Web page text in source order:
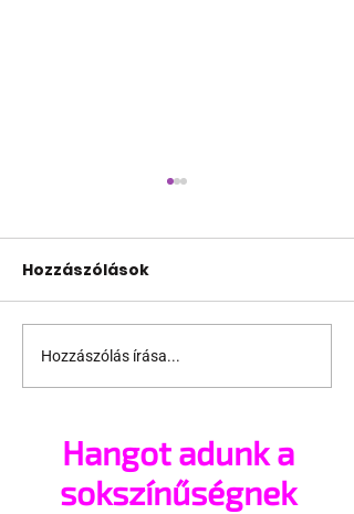
Terrortámadás
árnyékában tartják
Amszterdamban
Hozzászólások
Hozzászólás írása...
Hangot adunk a
sokszínűségnek